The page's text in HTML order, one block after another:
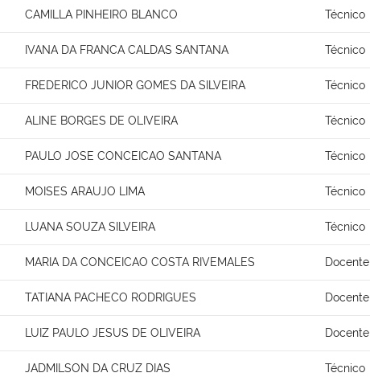
CAMILLA PINHEIRO BLANCO Técnico
IVANA DA FRANCA CALDAS SANTANA Técnico
FREDERICO JUNIOR GOMES DA SILVEIRA Técnico
ALINE BORGES DE OLIVEIRA Técnico
PAULO JOSE CONCEICAO SANTANA Técnico
MOISES ARAUJO LIMA Técnico
LUANA SOUZA SILVEIRA Técnico
MARIA DA CONCEICAO COSTA RIVEMALES Docente
TATIANA PACHECO RODRIGUES Docente
LUIZ PAULO JESUS DE OLIVEIRA Docente
JADMILSON DA CRUZ DIAS Técnico